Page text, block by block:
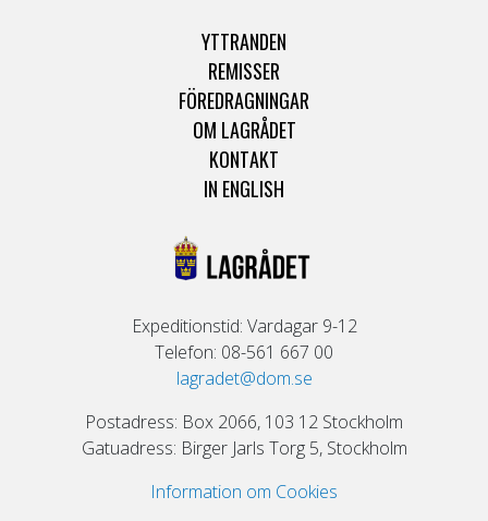
YTTRANDEN
REMISSER
FÖREDRAGNINGAR
OM LAGRÅDET
KONTAKT
IN ENGLISH
Expeditionstid: Vardagar 9-12
Telefon: 08-561 667 00
lagradet@dom.se
Postadress: Box 2066, 103 12 Stockholm
Gatuadress: Birger Jarls Torg 5, Stockholm
Information om Cookies